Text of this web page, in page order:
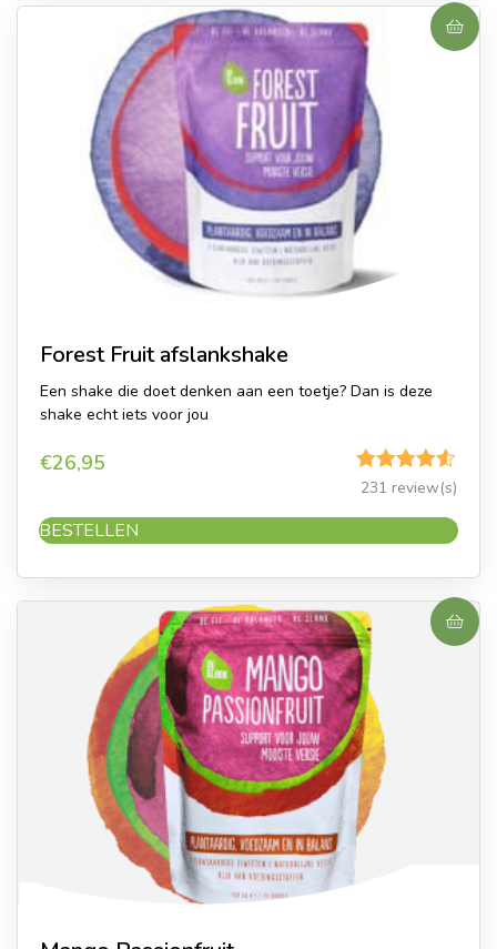
Forest Fruit afslankshake
Een shake die doet denken aan een toetje? Dan is deze
shake echt iets voor jou
€26,95
Gewaardeerd
4.50
uit 5
231 review(s)
BESTELLEN